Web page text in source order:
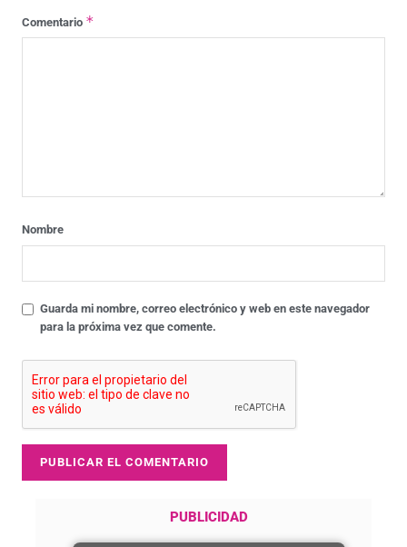
Comentario *
Nombre
Guarda mi nombre, correo electrónico y web en este navegador
para la próxima vez que comente.
PUBLICIDAD